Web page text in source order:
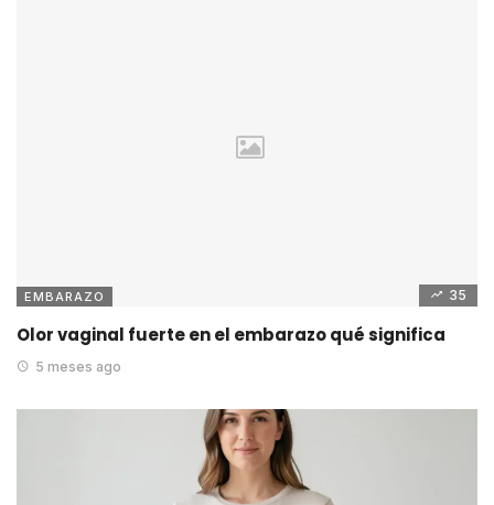
EMBARAZO 35
Olor vaginal fuerte en el embarazo qué significa
5 meses ago